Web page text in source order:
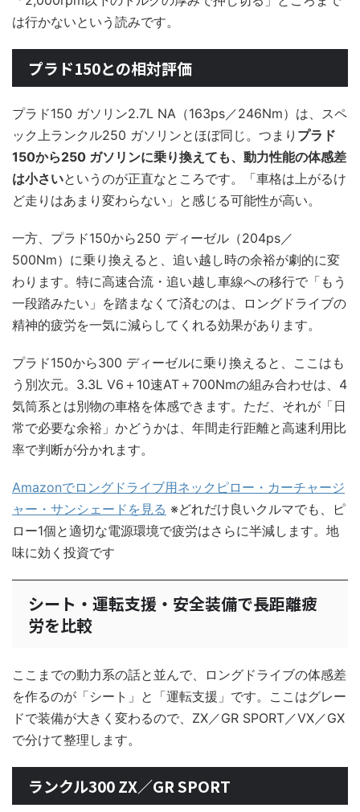
は行かないという読みです。
プラド150との相対評価
プラド150 ガソリン2.7L NA（163ps／246Nm）は、スペ
ック上ランクル250 ガソリンとほぼ同じ。つまり プラド
150から250 ガソリンに乗り換えても、動力性能の体感差
は小さいというのが正直なところです。「車格は上がるけ
ど走りはあまり変わらない」と感じる可能性が高い。
一方、プラド150から250 ディーゼル（204ps／
500Nm）に乗り換えると、追い越し時の余裕が劇的に変
わります。特に高速合流・追い越し車線への移行で「もう
一段踏みたい」を踏まなくて済むのは、ロングドライブの
精神的疲労を一気に減らしてくれる効果があります。
プラド150から300 ディーゼルに乗り換えると、ここはも
う別次元。3.3L V6＋10速AT＋700Nmの組み合わせは、4
気筒系とは別物の車格を体感できます。ただ、それが「日
常で必要な余裕」かどうかは、年間走行距離と高速利用比
率で判断が分かれます。
Amazonでロングドライブ用ネックピロー・カーチャージ
ャー・サンシェードを見る ※どれだけ良いクルマでも、ピ
ロー1個と適切な電源環境で疲労はさらに半減します。地
味に効く投資です
シート・運転支援・安全装備で長距離疲
労を比較
ここまでの動力系の話と並んで、ロングドライブの体感差
を作るのが「シート」と「運転支援」です。ここはグレー
ドで装備が大きく変わるので、ZX／GR SPORT／VX／GX
で分けて整理します。
ランクル300 ZX／GR SPORT